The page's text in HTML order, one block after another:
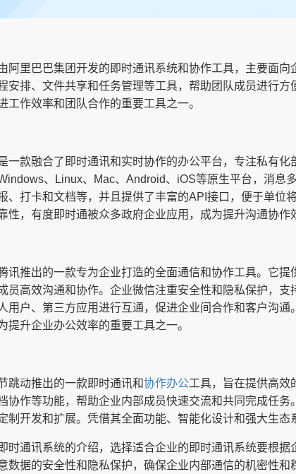
阿里巴巴集团开发的即时通讯系统和协作工具，主要面
安排、文件共享和任务管理等工具，帮助团队成员进行
工作效率和团队合作的重要工具之一。
一款融合了即时通讯和实时协作的办公平台，专注私有
、Linux、Mac、Android、iOS等原生平台，消息
、打卡和文档等，并且提供了丰富的API接口，便于单
性，有度即时通被众多政府企业应用，成为提升沟通协作
讯推出的一款专为企业打造的全面通信和协作工具。它
员高效沟通和协作。企业微信注重安全性和隐私保护，
用户、第三方应用进行互通，促进企业间合作和客户沟
提升企业办公效率的重要工具之一。
跳动推出的一款即时通讯和协作办公工具，旨在提供高效
协作等功能，帮助企业内部成员快速交流和共同完成任
制开发和扩展。凭借其全面功能、智能化设计和强大生态
时通讯系统的介绍，选择适合企业的即时通讯系统要根
数据的安全性和隐私保护，确保企业内部通信的机密性和